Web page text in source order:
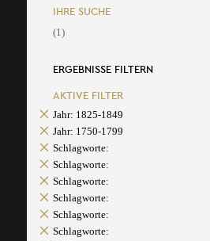
IHRE SUCHE
(1)
ERGEBNISSE FILTERN
AKTIVE FILTER
Jahr: 1825-1849
Jahr: 1750-1799
Schlagworte:
Schlagworte:
Schlagworte:
Schlagworte:
Schlagworte:
Schlagworte: